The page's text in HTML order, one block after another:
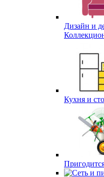
Дизайн и
Кухня и